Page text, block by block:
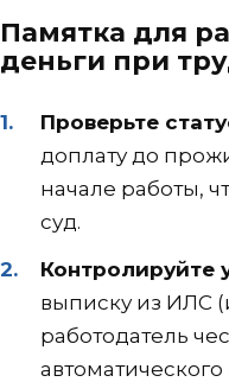
Памятка для
деньги при
Проверьте
доплату до
начале работы,
суд.
Контролируйте
выписку из ИЛС
работодатель